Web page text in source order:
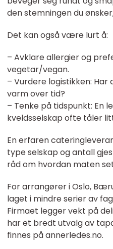
den stemningen du
Det kan også være lurt å:
– Avklare allergier og
vegetar/vegan.
– Vurdere logistikken:
varm over tid?
– Tenke på tidspunkt: En
kveldsselskap ofte tåler
En erfaren
type selskap og antall
råd om hvordan maten
For arrangører i Oslo,
laget i mindre serier av
Firmaet legger vekt på
har et bredt utvalg av
finnes på annerledes.no.